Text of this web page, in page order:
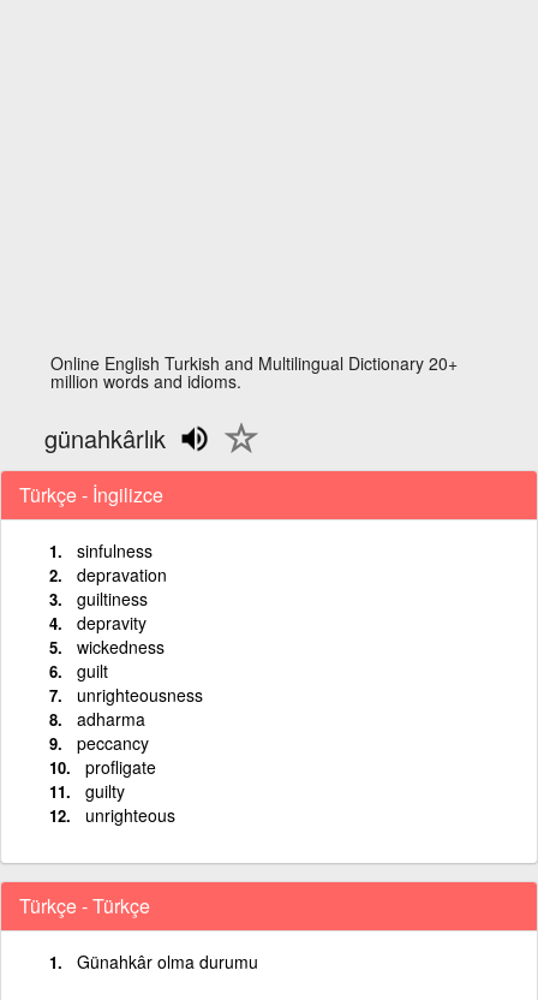
Online English Turkish and Multilingual Dictionary 20+
million words and idioms.
günahkârlık
Türkçe - İngilizce
sinfulness
depravation
guiltiness
depravity
wickedness
guilt
unrighteousness
adharma
peccancy
profligate
guilty
unrighteous
Türkçe - Türkçe
Günahkâr olma durumu